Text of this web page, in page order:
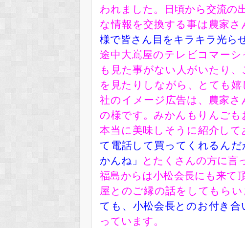
われました。日頃から交流の
な情報を交換する事は農家さ
様で皆さん目をキラキラ光ら
途中大嶌屋のテレビコマー
も見た事がない人がいたり
を見たりしながら、とても
社のイメージ広告は、農家
の様です。みかんもりんご
本当に美味しそうに紹介して
て電話して買ってくれるん
かんね」
とたくさんの方に言
福島からは小松会長にも来て
屋とのご縁の話をしてもら
ても、小松会長とのお付き
っています。